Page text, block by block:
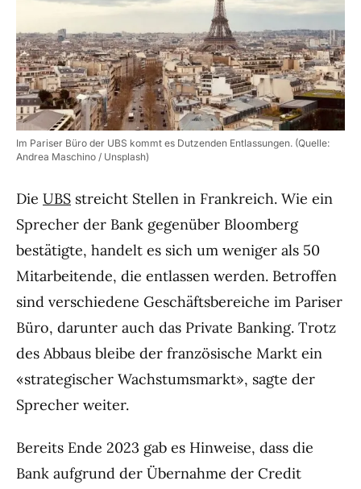
Im Pariser Büro der UBS kommt es Dutzenden Entlassungen. (Quelle:
Andrea Maschino / Unsplash)
Die UBS streicht Stellen in Frankreich. Wie ein
Sprecher der Bank gegenüber Bloomberg
bestätigte, handelt es sich um weniger als 50
Mitarbeitende, die entlassen werden. Betroffen
sind verschiedene Geschäftsbereiche im Pariser
Büro, darunter auch das Private Banking. Trotz
des Abbaus bleibe der französische Markt ein
«strategischer Wachstumsmarkt», sagte der
Sprecher weiter.
Bereits Ende 2023 gab es Hinweise, dass die
Bank aufgrund der Übernahme der Credit